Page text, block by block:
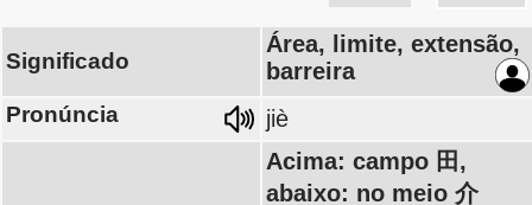
Significado
Área, limite, extensão,
barreira
Pronúncia jiè
Acima: campo 田,
abaixo: no meio 介